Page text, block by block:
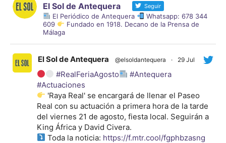
El Sol de Antequera Seguir
El Periódico de Antequera
Whatsapp: 678 344
609
Fundado en 1918. Decano de la Prensa de
Málaga
El Sol de Antequera @elsoldantequera · 29 Jul
#RealFeriaAgosto
#Antequera
#Actuaciones
'Raya Real' se encargará de llenar el Paseo
Real con su actuación a primera hora de la tarde
del viernes 21 de agosto, fiesta local. Seguirán a
King África y David Civera.
Toda la noticia: https://f.mtr.cool/fgphbzasng